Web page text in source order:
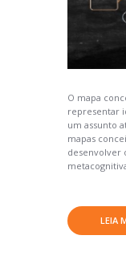
O mapa
representar
um assunto
mapas
desenvolver
LEIA